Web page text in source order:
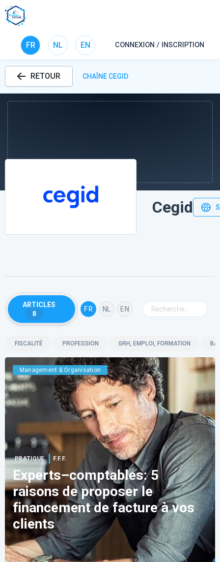
FR NL EN CONNEXION / INSCRIPTION
RETOUR CHAÎNE CEGID
Cegid
ARTICLES
8
FR NL EN
FISCALITÉ PROFESSION GRH, EMPLOI, FORMATION
Management & Organisation
PRATIQUE F.F.F.
Experts–comptables: 5
raisons de proposer le
financement de facture à vos
clients